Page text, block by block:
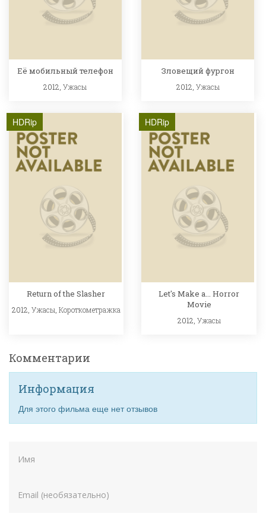
Её мобильный телефон
2012,Ужасы
Зловещий фургон
2012, Ужасы
HDRip
Return of the Slasher
2012, Ужасы Короткометражка
HDRip
Let's Make a... Horror
Movie
2012, Ужасы
Комментарии
Информация
Для этого фильма еще нет отзывов